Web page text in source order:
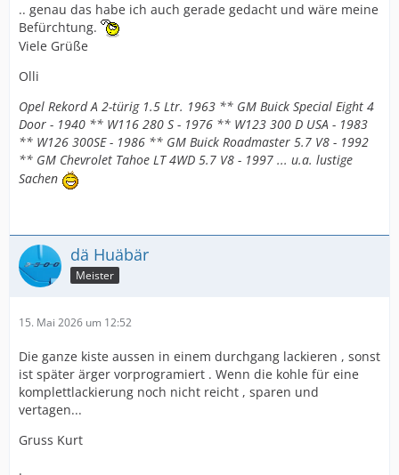
.. genau das habe ich auch gerade gedacht und wäre meine
Befürchtung.
Viele Grüße
Olli
Opel Rekord A 2-türig 1.5 Ltr. 1963 ** GM Buick Special Eight 4
Door - 1940 ** W116 280 S - 1976 ** W123 300 D USA - 1983
** W126 300SE - 1986 ** GM Buick Roadmaster 5.7 V8 - 1992
** GM Chevrolet Tahoe LT 4WD 5.7 V8 - 1997 ... u.a. lustige
Sachen
dä Huäbär
Meister
15. Mai 2026 um 12:52
Die ganze kiste aussen in einem durchgang lackieren , sonst
ist später ärger vorprogramiert . Wenn die kohle für eine
komplettlackierung noch nicht reicht , sparen und
vertagen...
Gruss Kurt
.